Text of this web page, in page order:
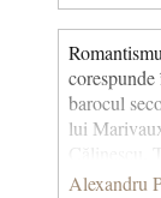
barocul
lui
Călinescu.
percepția
Alexandru